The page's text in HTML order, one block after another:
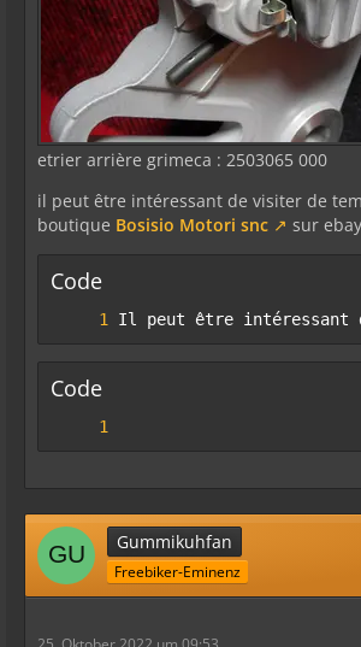
etrier arrière grimeca : 2503065 000
il peut être intéressant de visiter de
boutique Bosisio Motori snc sur
Code
Il peut être intéressant
Code
Gummikuhfan
Freebiker-Eminenz